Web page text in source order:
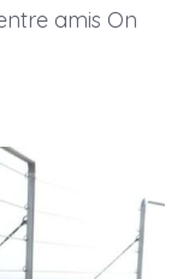
amis On